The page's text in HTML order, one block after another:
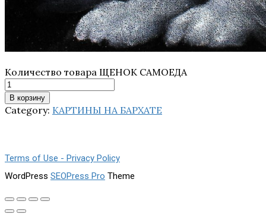
Количество товара ЩЕНОК САМОЕДА
В корзину
Category: КАРТИНЫ НА БАРХАТЕ
Terms of Use - Privacy Policy
WordPress SEOPress Pro Theme